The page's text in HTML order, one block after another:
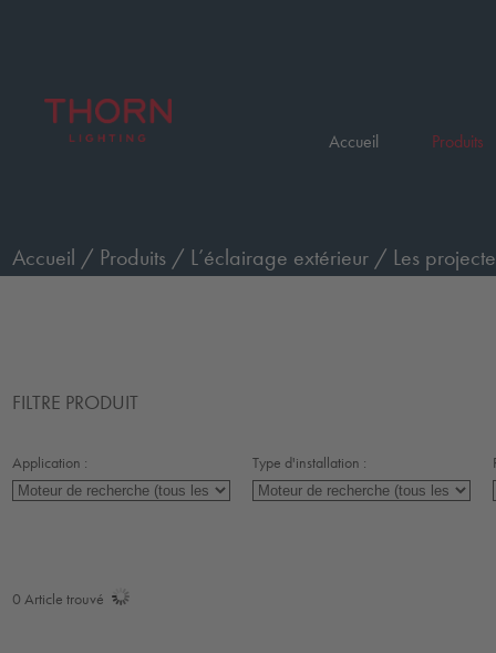
Accueil Produits
Accueil / Produits / L’éclairage extérieur / Les
FILTRE PRODUIT
Application : Type d'installation :
0 Article trouvé